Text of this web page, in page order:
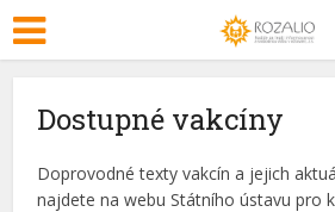
Dostupné vakcíny
Doprovodné texty vakcín a jejich
najdete na webu Státního ústavu pro